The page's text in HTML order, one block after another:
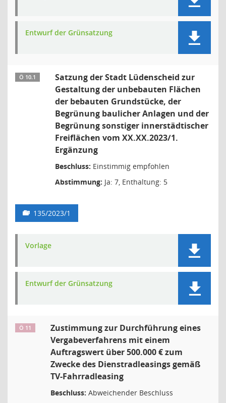
Entwurf der Grünsatzung
Ö 10.1
Satzung der Stadt Lüdenscheid zur
Gestaltung der unbebauten Flächen
der bebauten Grundstücke, der
Begrünung baulicher Anlagen und der
Begrünung sonstiger innerstädtischer
Freiflächen vom XX.XX.2023/1.
Ergänzung
Beschluss: Einstimmig empfohlen
Abstimmung: Ja: 7, Enthaltung: 5
135/2023/1
Vorlage
Entwurf der Grünsatzung
Ö 11
Zustimmung zur Durchführung eines
Vergabeverfahrens mit einem
Auftragswert über 500.000 € zum
Zwecke des Dienstradleasings gemäß
TV-Fahrradleasing
Beschluss: Abweichender Beschluss